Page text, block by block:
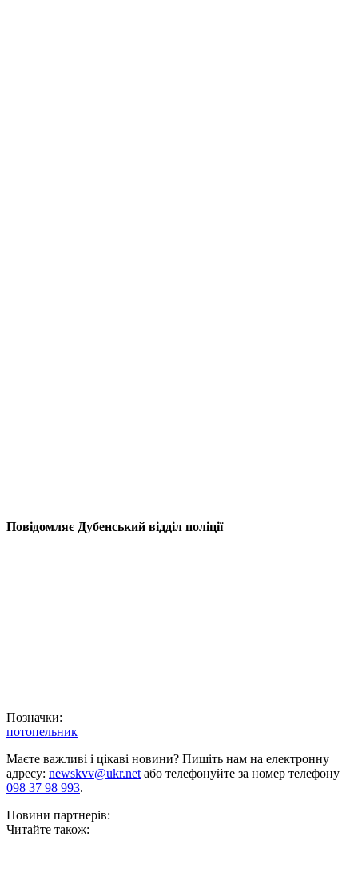
Повідомляє Дубенський відділ поліції
Позначки:
потопельник
Маєте важливі і цікаві новини? Пишіть нам на електронну
адресу: newskvv@ukr.netабо телефонуйте за номер телефону
098 37 98 993.
Новини партнерів:
Читайте також: